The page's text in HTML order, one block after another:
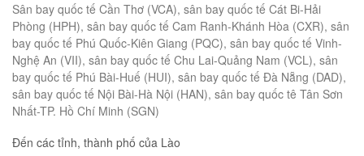
Sân bay quốc tế Cần Thơ (VCA), sân bay quốc tế Cát Bi-Hải
Phòng (HPH), sân bay quốc tế Cam Ranh-Khánh Hòa (CXR), sân
bay quốc tế Phú Quốc-Kiên Giang (PQC), sân bay quốc tế Vinh-
Nghệ An (VII), sân bay quốc tế Chu Lai-Quảng Nam (VCL), sân
bay quốc tế Phú Bài-Huế (HUI), sân bay quốc tế Đà Nẵng (DAD),
sân bay quốc tế Nội Bài-Hà Nội (HAN), sân bay quốc tê Tân Sơn
Nhất-TP. Hồ Chí Minh (SGN)
Đến các tỉnh, thành phố của Lào